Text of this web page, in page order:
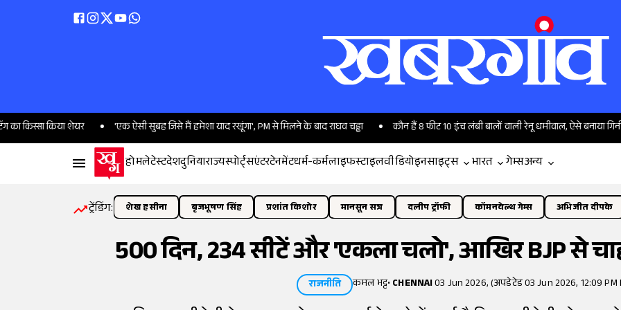
किया शेयर 'एक ऐसी सुबह जिसे मैं हमेशा याद रखूंगा', PM से मिलने के बाद राघव चड्ढा कौन हैं 8 फीट 10 इंच लंबी बालों वाली रेनू धमीवाल, ऐसे बनाया गिनीज वर्ल्ड
होमलेटेस्टदेशदुनियाराज्यस्पोर्ट्सएंटरटेनमेंटधर्म-कर्मलाइफस्टाइलवीडियोइनसाइट्स भारत गेम्सअन्य
ट्रेंडिंग: शेख हसीना बृजभूषण सिंह प्रशांत किशोर मानसून सत्र दलीप ट्रॉफी कॉमनवेल्थ गेम्स अभिजीत दीपके
500 दिन, 234 सीटें और 'एकला चलो', आखिर BJP से
राजनीति कमल भट्ट•CHENNAI03 Jun 2026, (अपडेटेड 03 Jun 2026, 12:09 PM